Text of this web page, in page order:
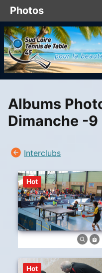
Albums
Dimanche -9
Interclubs
Hot
Hot
Photos